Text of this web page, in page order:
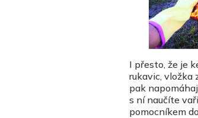
I přesto, že je
rukavic, vložka
pak
s ní naučíte
pomocníkem